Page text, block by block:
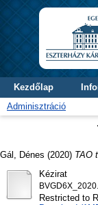
Kezdőlap
Adminisztráció
Gál, Dénes (2020) TAO
Kézirat
Restricted to